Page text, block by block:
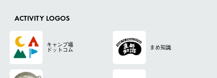
ACTIVITY LOGOS
キャンプ場
ドットコム まめ知識